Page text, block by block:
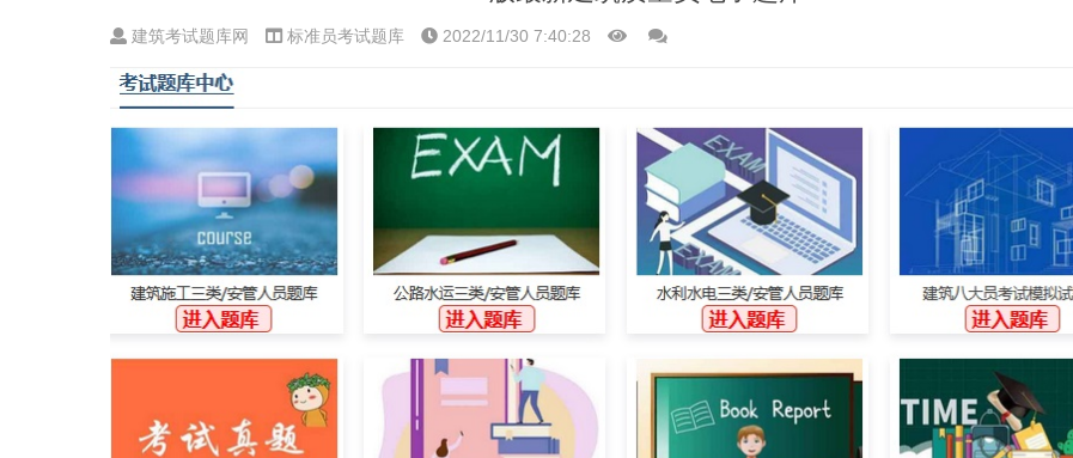
建筑考试题库网 标准员考试题库 2022/11/30 7:40:28